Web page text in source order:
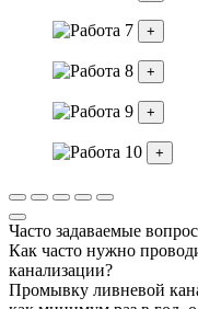
+
+
+
+
Часто задаваемые
Как часто нужно
канализации?
Промывку ливневой